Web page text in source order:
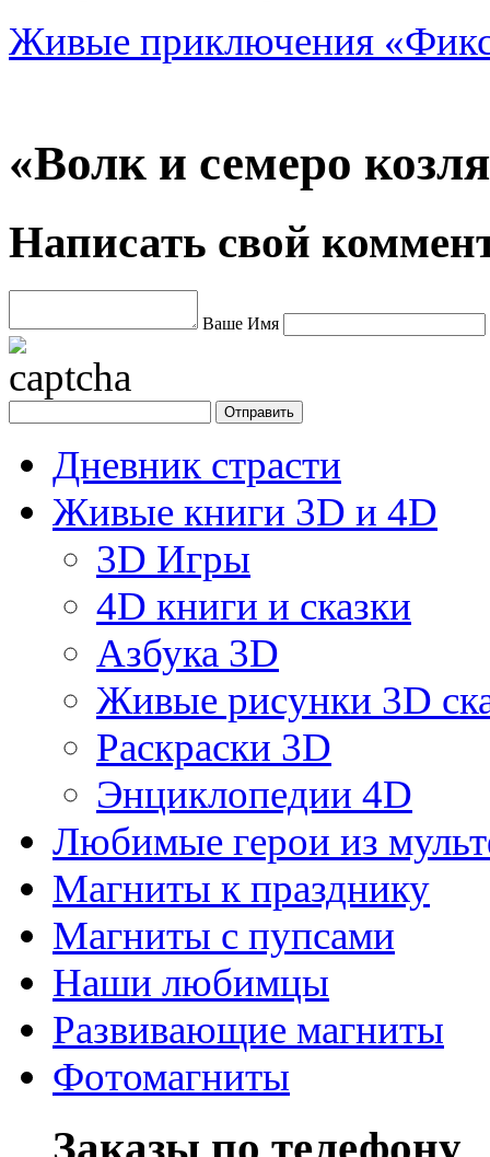
Живые приключения
«Волк и семеро
Написать свой
Ваше Имя
Дневник страсти
Живые книги 3D и 4D
3D Игры
4D книги и сказки
Азбука 3D
Живые рисунки 3D
Раскраски 3D
Энциклопедии 4D
Любимые герои из
Магниты к празднику
Магниты с пупсами
Наши любимцы
Развивающие магниты
Фотомагниты